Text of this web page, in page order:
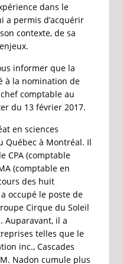
dans le
a permis d’acquérir
contexte, de sa
informer que la
à la nomination de
comptable au
du 13 février 2017.
en sciences
Québec à Montréal. Il
CPA (comptable
(comptable en
des huit
occupé le poste de
Cirque du Soleil
Auparavant, il a
telles que le
inc., Cascades
Nadon cumule plus